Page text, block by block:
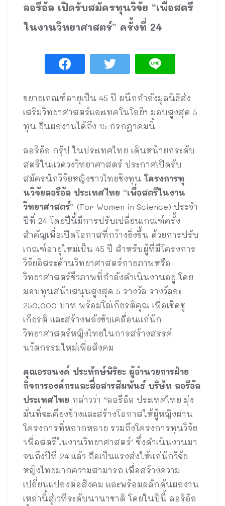
ลอรีอัล เปิดรับสมัครทุนวิจัย “เพื่อสตรี
ในงานวิทยาศาสตร์” ครั้งที่ 24
ขยายเกณฑ์อายุเป็น 45 ปี ผนึกกำลังมูลนิธิส่ง
เสริมวิทยาศาสตร์และเทคโนโลยีฯ มอบสูงสุด 5
ทุน ยื่นผลงานได้ถึง 15 กรกฎาคมนี้
ลอรีอัล กรุ๊ป ในประเทศไทย เดินหน้ายกระดับ
สตรีในแวดวงวิทยาศาสตร์ ประกาศเปิดรับ
สมัครนักวิจัยหญิงชาวไทยชิงทุน โครงการทุ
นวิจัยลอรีอัล ประเทศไทย “เพื่อสตรีในงาน
วิทยาศาสตร์” (For Women in Science) ประจำ
ปีที่ 24 โดยปีนี้มีการปรับเปลี่ยนเกณฑ์ครั้ง
สำคัญเพื่อเปิดโอกาสที่กว้างยิ่งขึ้น ด้วยการปรับ
เกณฑ์อายุใหม่เป็น 45 ปี สำหรับผู้ที่มีโครงการ
วิจัยอิสระด้านวิทยาศาสตร์กายภาพหรือ
วิทยาศาสตร์ชีวภาพที่กำลังดำเนินงานอยู่ โดย
มอบทุนสนับสนุนสูงสุด 5 รางวัล รางวัลละ
250,000 บาท พร้อมโล่เกียรติคุณ เพื่อเชิดชู
เกียรติ และสร้างพลังขับเคลื่อนแก่นัก
วิทยาศาสตร์หญิงไทยในการสร้างสรรค์
นวัตกรรมใหม่เพื่อสังคม
คุณอรอนงค์ ประทักษ์พิริยะ ผู้อำนวยการฝ่าย
กิจการองค์กรและสื่อสารสัมพันธ์ บริษัท ลอรีอัล
ประเทศไทย กล่าวว่า “ลอรีอัล ประเทศไทย มุ่ง
มั่นที่จะเคียงข้างและสร้างโอกาสให้ผู้หญิงผ่าน
โครงการที่หลากหลาย รวมถึงโครงการทุนวิจัย
‘เพื่อสตรีในงานวิทยาศาสตร์’ ซึ่งดำเนินงานมา
จนถึงปีที่ 24 แล้ว ถือเป็นแรงส่งให้แก่นักวิจัย
หญิงไทยมากความสามารถ เพื่อสร้างความ
เปลี่ยนแปลงต่อสังคม และพร้อมผลักดันผลงาน
เหล่านี้สู่เวทีระดับนานาชาติ โดยในปีนี้ ลอรีอัล